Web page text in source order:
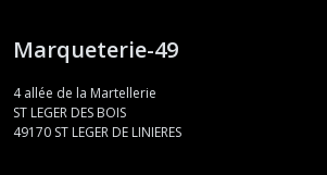
Marqueterie-49
4 allée de la Martellerie
ST LEGER DES BOIS
49170 ST LEGER DE LINIERES